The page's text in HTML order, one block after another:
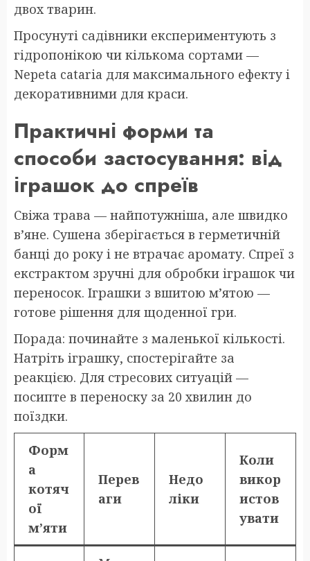
двох тварин.
Просунуті садівники експериментують з
гідропонікою чи кількома сортами —
Nepeta cataria для максимального ефекту і
декоративними для краси.
Практичні форми та
способи застосування: від
іграшок до спреїв
Свіжа трава — найпотужніша, але швидко
в’яне. Сушена зберігається в герметичній
банці до року і не втрачає аромату. Спреї з
екстрактом зручні для обробки іграшок чи
переносок. Іграшки з вшитою м’ятою —
готове рішення для щоденної гри.
Порада: починайте з маленької кількості.
Натріть іграшку, спостерігайте за
реакцією. Для стресових ситуацій —
посипте в переноску за 20 хвилин до
поїздки.
Форм
а
котяч
ої
м’яти
Перев
аги
Недо
ліки
Коли
викор
истов
увати